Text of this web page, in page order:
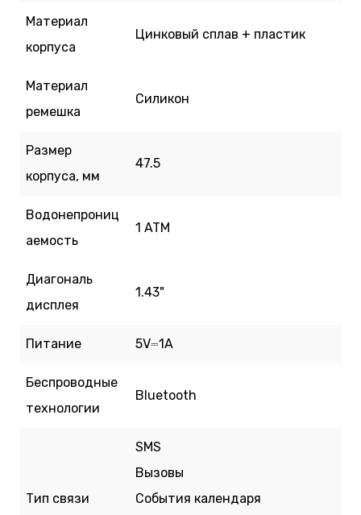
Материал
корпуса
Цинковый сплав + пластик
Материал
ремешка
Силикон
Размер
корпуса, мм
47.5
Водонепрониц
аемость
1 ATM
Диагональ
дисплея
1.43"
Питание 5V⎓1A
Беспроводные
технологии
Bluetooth
Тип связи
SMS
Вызовы
События календаря